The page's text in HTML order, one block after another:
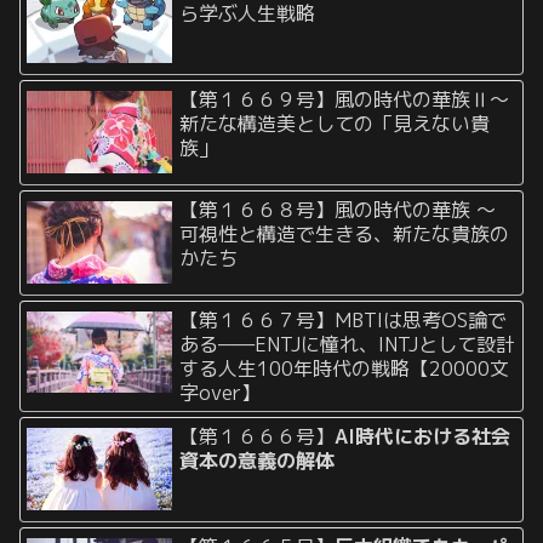
ら学ぶ人生戦略
【第１６６９号】風の時代の華族Ⅱ〜
新たな構造美としての「見えない貴
族」
【第１６６８号】風の時代の華族 〜
可視性と構造で生きる、新たな貴族の
かたち
【第１６６７号】MBTIは思考OS論で
ある——ENTJに憧れ、INTJとして設計
する人生100年時代の戦略【20000文
字over】
【第１６６６号】AI時代における社会
資本の意義の解体